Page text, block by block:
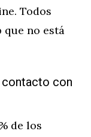
Todos
que no está
con
de los